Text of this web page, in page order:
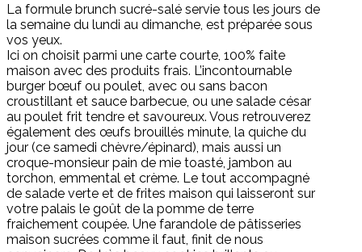
La formule brunch sucré-salé servie tous les jours de
la semaine du lundi au dimanche, est préparée sous
vos yeux.
Ici on choisit parmi une carte courte, 100% faite
maison avec des produits frais. L’incontournable
burger bœuf ou poulet, avec ou sans bacon
croustillant et sauce barbecue, ou une salade césar
au poulet frit tendre et savoureux. Vous retrouverez
également des œufs brouillés minute, la quiche du
jour (ce samedi chèvre/épinard), mais aussi un
croque-monsieur pain de mie toasté, jambon au
torchon, emmental et crème. Le tout accompagné
de salade verte et de frites maison qui laisseront sur
votre palais le goût de la pomme de terre
fraichement coupée. Une farandole de pâtisseries
maison sucrées comme il faut, finit de nous